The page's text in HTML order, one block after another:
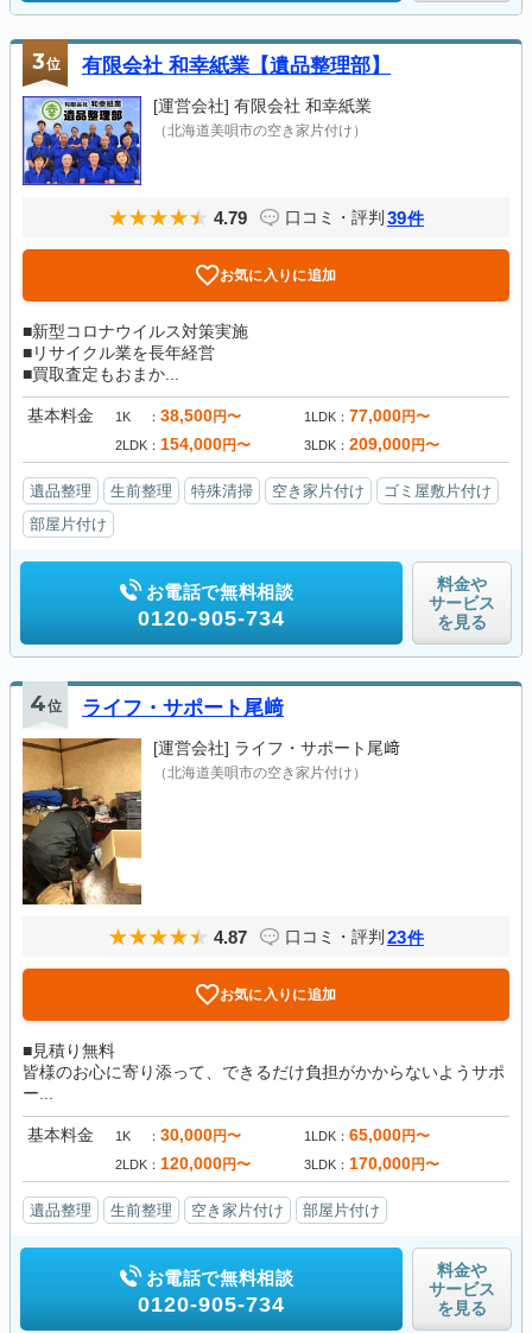
3位 有限会社 和幸紙業【遺品整理部】
[運営会社] 有限会社 和幸紙業
（北海道美唄市の空き家片付け）
4.79 口コミ・評判 39件
お気に入りに追加
■新型コロナウイルス対策実施
■リサイクル業を長年経営
■買取査定もおまか...
基本料金 1K 38,500円〜 1LDK 77,000円〜
2LDK 154,000円〜 3LDK 209,000円〜
遺品整理 生前整理 特殊清掃 空き家片付け
ゴミ屋敷片付け
部屋片付け
お電話で無料相談
0120-905-734
料金や
サービス
を見る
4位 ライフ・サポート尾﨑
[運営会社] ライフ・サポート尾﨑
（北海道美唄市の空き家片付け）
4.87 口コミ・評判 23件
お気に入りに追加
■見積り無料
皆様のお心に寄り添って、できるだけ負担がかからないようサポ
ー...
基本料金 1K 30,000円〜 1LDK 65,000円〜
2LDK 120,000円〜 3LDK 170,000円〜
遺品整理 生前整理 空き家片付け 部屋片付け
お電話で無料相談
0120-905-734
料金や
サービス
を見る